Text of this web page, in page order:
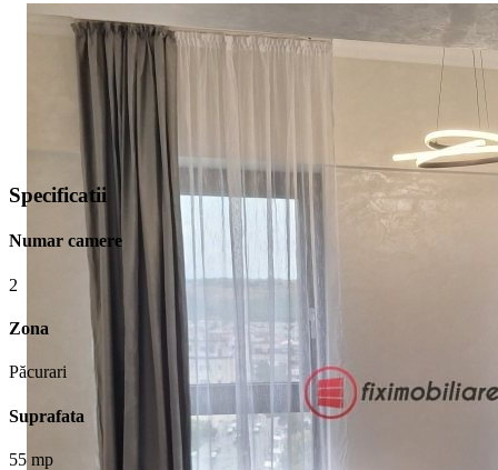
Specificatii
Numar camere
2
Zona
Păcurari
Suprafata
55 mp